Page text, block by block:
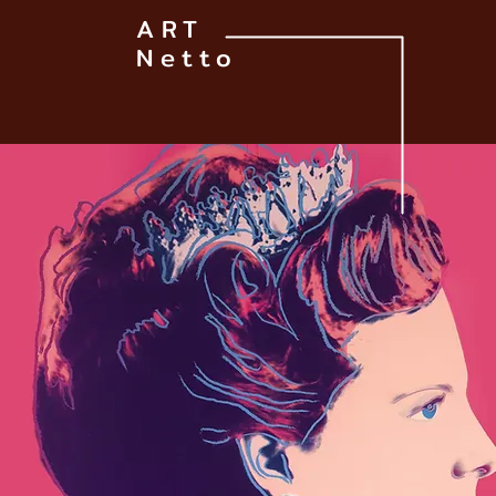
ART
Netto